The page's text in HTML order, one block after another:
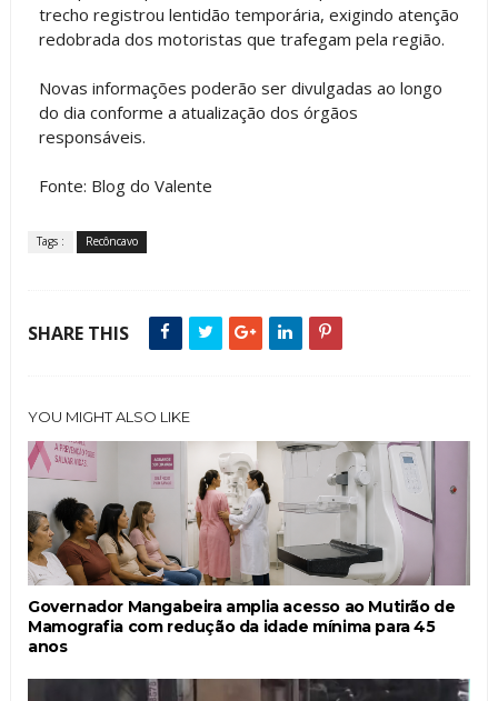
trecho registrou lentidão temporária, exigindo atenção
redobrada dos motoristas que trafegam pela região.
Novas informações poderão ser divulgadas ao longo
do dia conforme a atualização dos órgãos
responsáveis.
Fonte: Blog do Valente
Tags : Recôncavo
SHARE THIS
YOU MIGHT ALSO LIKE
Governador Mangabeira amplia acesso ao Mutirão de
Mamografia com redução da idade mínima para 45
anos